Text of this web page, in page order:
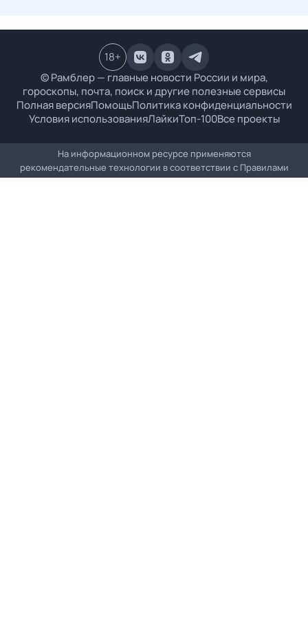
© Рамблер — главные новости России и мира,
гороскопы, почта, поиск и другие полезные сервисы
Полная версияПомощьПолитика конфиденциальности
Условия использованияЛайкиТоп-100Все проекты
18+
На информационном ресурсе применяются
рекомендательные технологии в соответствии с Правилами